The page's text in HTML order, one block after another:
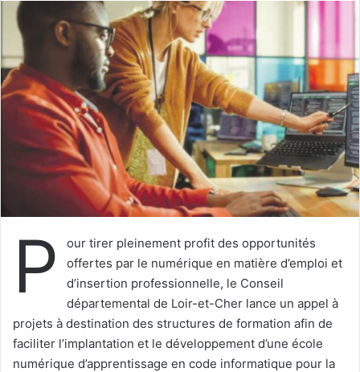
o
e
r
u
n
o
u
r
r
i
e
P
our tirer pleinement profit des opportunités
offertes par le numérique en matière d’emploi et
d’insertion professionnelle, le Conseil
départemental de Loir-et-Cher lance un appel à
projets à destination des structures de formation afin de
faciliter l’implantation et le développement d’une école
numérique d’apprentissage en code informatique pour la